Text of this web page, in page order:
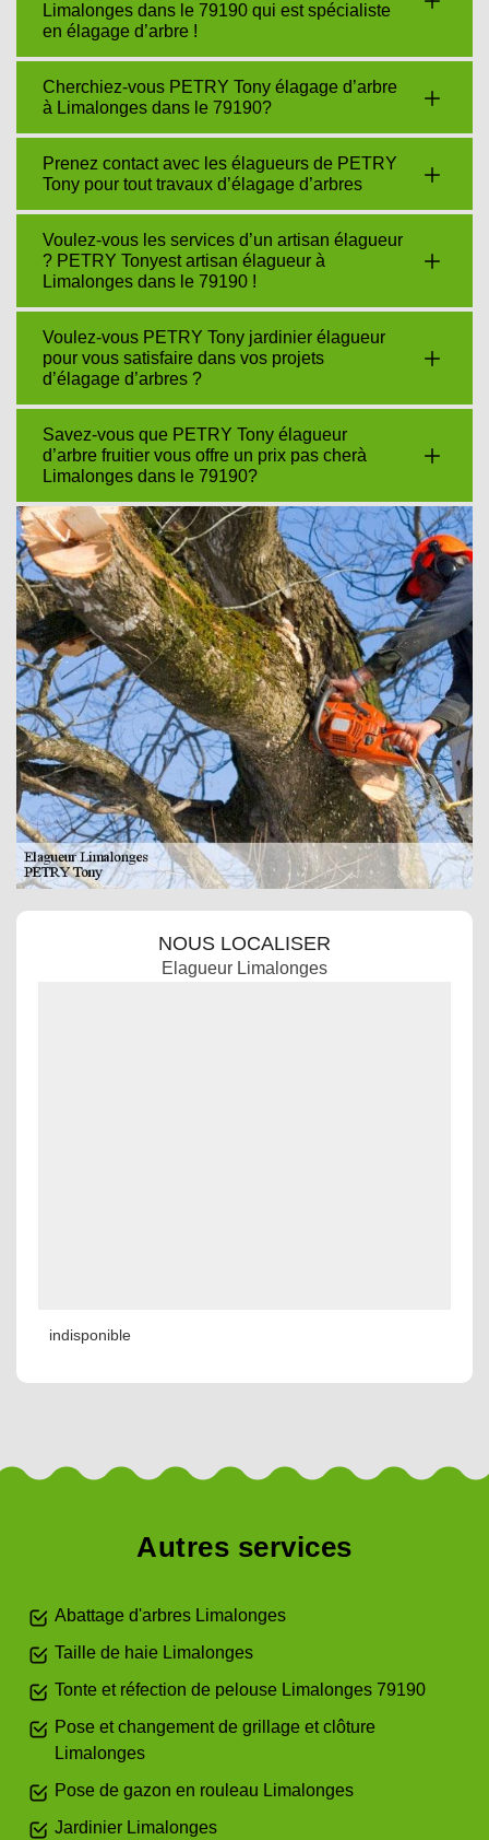
Limalonges dans le 79190 qui est spécialiste
en élagage d’arbre !
Cherchiez-vous PETRY Tony élagage d’arbre
à Limalonges dans le 79190?
Prenez contact avec les élagueurs de PETRY
Tony pour tout travaux d’élagage d’arbres
Voulez-vous les services d’un artisan élagueur
? PETRY Tonyest artisan élagueur à
Limalonges dans le 79190 !
Voulez-vous PETRY Tony jardinier élagueur
pour vous satisfaire dans vos projets
d’élagage d’arbres ?
Savez-vous que PETRY Tony élagueur
d’arbre fruitier vous offre un prix pas cherà
Limalonges dans le 79190?
NOUS LOCALISER
Elagueur Limalonges
indisponible
Autres services
Abattage d'arbres Limalonges
Taille de haie Limalonges
Tonte et réfection de pelouse Limalonges 79190
Pose et changement de grillage et clôture
Limalonges
Pose de gazon en rouleau Limalonges
Jardinier Limalonges